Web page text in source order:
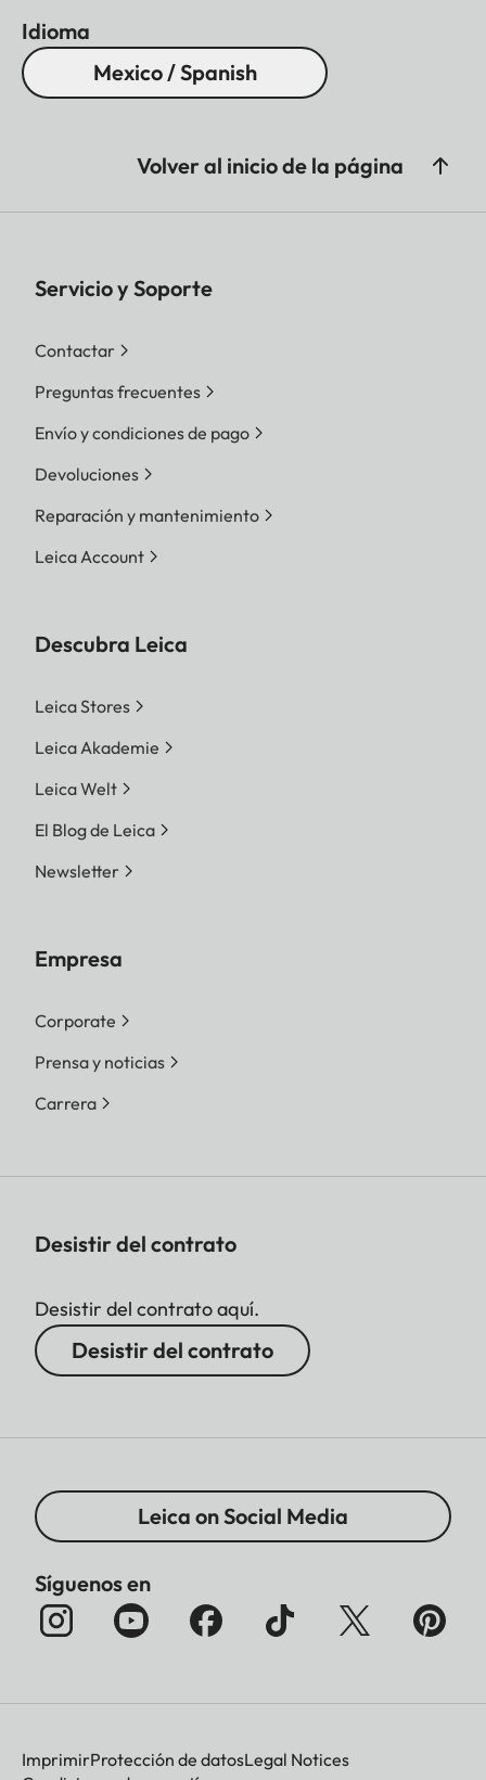
Idioma
Mexico / Spanish
Volver al inicio de la página
Servicio y Soporte
Contactar
Preguntas frecuentes
Envío y condiciones de pago
Devoluciones
Reparación y mantenimiento
Leica Account
Descubra Leica
Leica Stores
Leica Akademie
Leica Welt
El Blog de Leica
Newsletter
Empresa
Corporate
Prensa y noticias
Carrera
Desistir del contrato
Desistir del contrato aquí.
Desistir del contrato
Leica on Social Media
Síguenos en
ImprimirProtección de datosLegal Notices